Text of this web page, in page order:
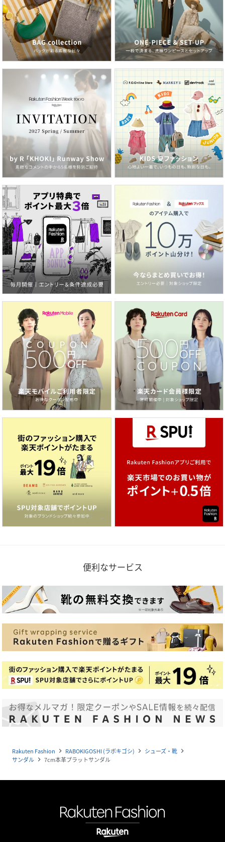
便利なサービス
Rakuten Fashion navigate_next RABOKIGOSHI (ラボキゴシ) navigate_next シューズ・靴 navigate_next
サンダル navigate_next 7cm本革プラットサンダル